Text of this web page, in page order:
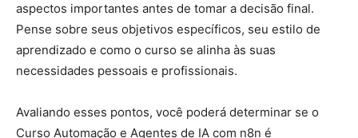
aspectos importantes antes de tomar a decisão final.
Pense sobre seus objetivos específicos, seu estilo de
aprendizado e como o curso se alinha às suas
necessidades pessoais e profissionais.
Avaliando esses pontos, você poderá determinar se o
Curso Automação e Agentes de IA com n8n é